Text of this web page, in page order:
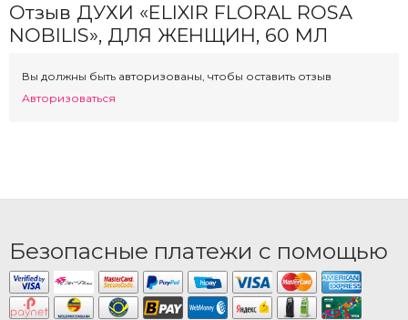
Отзыв ДУХИ «ELIXIR FLORAL ROSA
NOBILIS», ДЛЯ ЖЕНЩИН, 60 МЛ
Вы должны быть авторизованы, чтобы оставить отзыв
Авторизоваться
Безопасные платежи с помощью